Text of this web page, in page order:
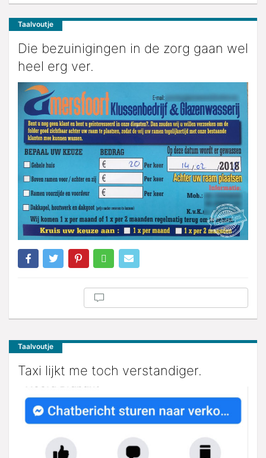
Taalvoutje
Die bezuinigingen in de zorg gaan wel
heel erg ver.
Taalvoutje
Taxi lijkt me toch verstandiger.